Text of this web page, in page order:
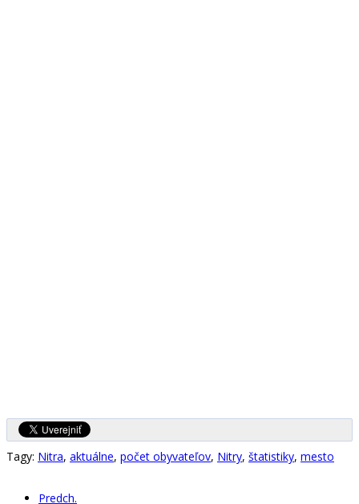
Tagy: Nitra, aktuálne, počet obyvateľov, Nitry, štatistiky, mesto
Predch.